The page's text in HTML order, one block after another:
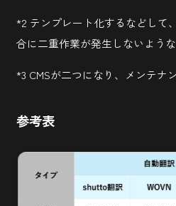
*2 テンプレート化するなどして
合に二重作業が発生しないよう
*3 CMSが二つになり、メンテナ
参考表